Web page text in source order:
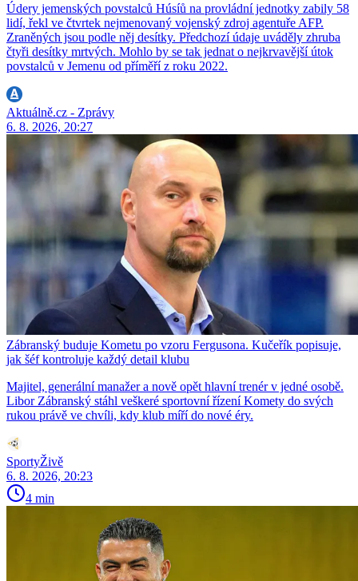
Údery jemenských povstalců Húsíů na provládní jednotky zabily 58
lidí, řekl ve čtvrtek nejmenovaný vojenský zdroj agentuře AFP.
Zraněných jsou podle něj desítky. Předchozí údaje uváděly zhruba
čtyři desítky mrtvých. Mohlo by se tak jednat o nejkrvavější útok
povstalců v Jemenu od příměří z roku 2022.
Aktuálně.cz - Zprávy
6. 8. 2026, 20:27
Zábranský buduje Kometu po vzoru Fergusona. Kučeřík popisuje,
jak šéf kontroluje každý detail klubu
Majitel, generální manažer a nově opět hlavní trenér v jedné osobě.
Libor Zábranský stáhl veškeré sportovní řízení Komety do svých
rukou právě ve chvíli, kdy klub míří do nové éry.
SportyŽivě
6. 8. 2026, 20:23
4 min